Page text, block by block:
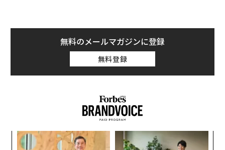
る）。
しかし、そんな「ハードモード」も同社の初期の成功を
阻むことはなかった。設立から2年のLovableは、スウェ
これにより、ストックホルム拠点の同社は、後払い決済
（BNPL）サービスのKlarna（クラーナ）、音楽ストリ
ーミング大手のスポティファイ、『キャンディクラッシ
ュ』で知られるゲーム大手のキングなどに続く、スウェ
ーデン発の新たなユニコーンとなった。
無料のメールマガジンに登録
無料登録